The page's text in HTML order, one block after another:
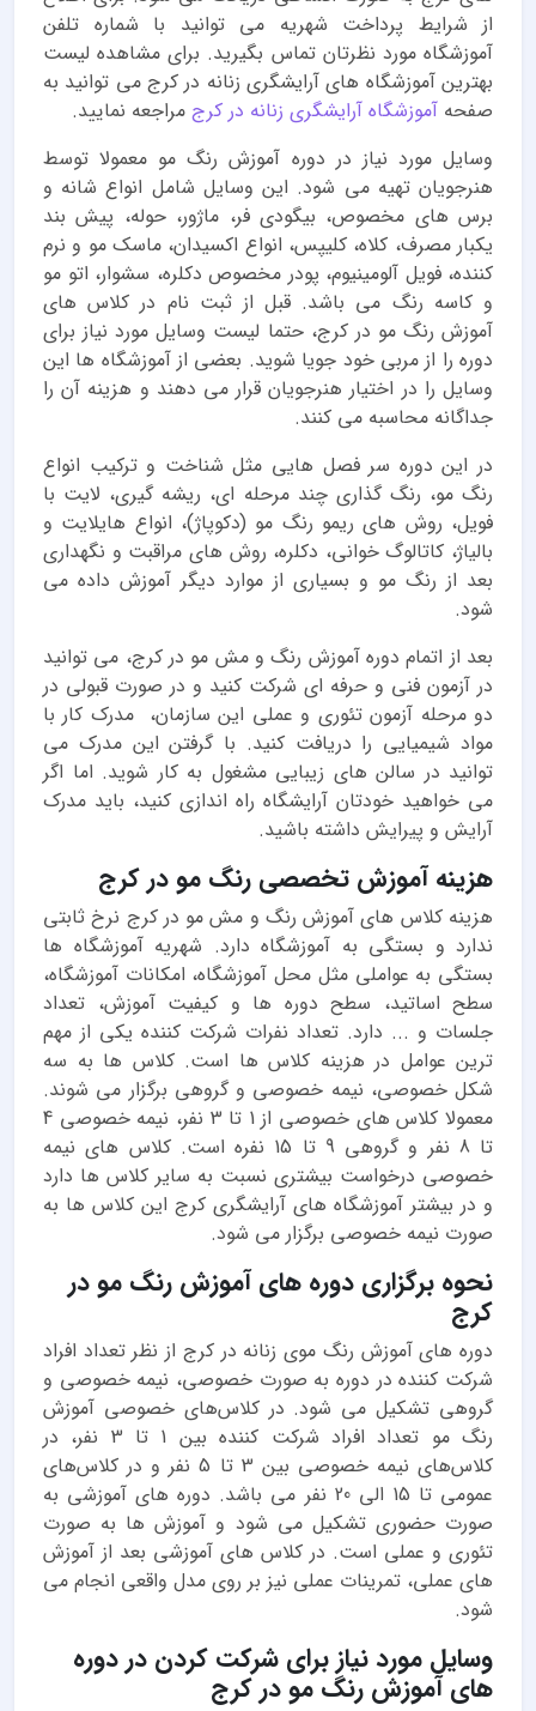
از شرایط پرداخت شهریه می توانید با شماره تلفن
آموزشگاه مورد نظرتان تماس بگیرید. برای مشاهده لیست
بهترین آموزشگاه های آرایشگری زنانه در کرج می توانید به
صفحه آموزشگاه آرایشگری زنانه در کرج مراجعه نمایید.
وسایل مورد نیاز در دوره آموزش رنگ مو معمولا توسط
هنرجویان تهیه می شود. این وسایل شامل انواع شانه و
برس های مخصوص، بیگودی فر، ماژور، حوله، پیش بند
یکبار مصرف، کلاه، کلیپس، انواع اکسیدان، ماسک مو و نرم
کننده، فویل آلومینیوم، پودر مخصوص دکلره، سشوار، اتو مو
و کاسه رنگ می باشد. قبل از ثبت نام در کلاس های
آموزش رنگ مو در کرج، حتما لیست وسایل مورد نیاز برای
دوره را از مربی خود جویا شوید. بعضی از آموزشگاه ها این
وسایل را در اختیار هنرجویان قرار می دهند و هزینه آن را
جداگانه محاسبه می کنند.
در این دوره سر فصل هایی مثل شناخت و ترکیب انواع
رنگ مو، رنگ گذاری چند مرحله ای، ریشه گیری، لایت با
فویل، روش های ریمو رنگ مو (دکوپاژ)، انواع هایلایت و
بالیاژ، کاتالوگ خوانی، دکلره، روش های مراقبت و نگهداری
بعد از رنگ مو و بسیاری از موارد دیگر آموزش داده می
شود.
بعد از اتمام دوره آموزش رنگ و مش مو در کرج، می توانید
در آزمون فنی و حرفه ای شرکت کنید و در صورت قبولی در
دو مرحله آزمون تئوری و عملی این سازمان، مدرک کار با
مواد شیمیایی را دریافت کنید. با گرفتن این مدرک می
توانید در سالن های زیبایی مشغول به کار شوید. اما اگر
می خواهید خودتان آرایشگاه راه اندازی کنید، باید مدرک
آرایش و پیرایش داشته باشید.
هزینه آموزش تخصصی رنگ مو در کرج
هزینه کلاس های آموزش رنگ و مش مو در کرج نرخ ثابتی
ندارد و بستگی به آموزشگاه دارد. شهریه آموزشگاه ها
بستگی به عواملی مثل محل آموزشگاه، امکانات آموزشگاه،
سطح اساتید، سطح دوره ها و کیفیت آموزش، تعداد
جلسات و ... دارد. تعداد نفرات شرکت کننده یکی از مهم
ترین عوامل در هزینه کلاس ها است. کلاس ها به سه
شکل خصوصی، نیمه خصوصی و گروهی برگزار می شوند.
معمولا کلاس های خصوصی از 1 تا 3 نفر، نیمه خصوصی 4
تا 8 نفر و گروهی 9 تا 15 نفره است. کلاس های نیمه
خصوصی درخواست بیشتری نسبت به سایر کلاس ها دارد
و در بیشتر آموزشگاه های آرایشگری کرج این کلاس ها به
صورت نیمه خصوصی برگزار می شود.
نحوه برگزاری دوره های آموزش رنگ مو در
کرج
دوره های آموزش رنگ موی زنانه در کرج از نظر تعداد افراد
شرکت کننده در دوره به صورت خصوصی، نیمه خصوصی و
گروهی تشکیل می شود. در کلاس‌های خصوصی آموزش
رنگ مو تعداد افراد شرکت کننده بین 1 تا 3 نفر، در
کلاس‌های نیمه خصوصی بین 3 تا 5 نفر و در کلاس‌های
عمومی تا 15 الی 20 نفر می باشد. دوره های آموزشی به
صورت حضوری تشکیل می شود و آموزش ها به صورت
تئوری و عملی است. در کلاس های آموزشی بعد از آموزش
های عملی، تمرینات عملی نیز بر روی مدل واقعی انجام می
شود.
وسایل مورد نیاز برای شرکت کردن در دوره
های آموزش رنگ مو در کرج